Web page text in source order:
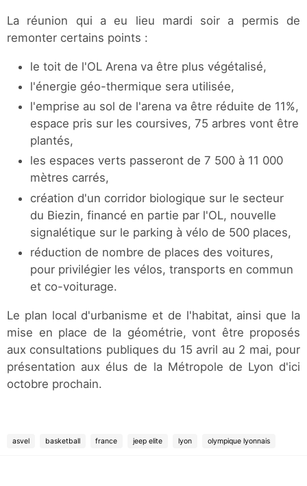
La réunion qui a eu lieu mardi soir a permis de
remonter certains points :
le toit de l'OL Arena va être plus végétalisé,
l'énergie géo-thermique sera utilisée,
l'emprise au sol de l'arena va être réduite de 11%,
espace pris sur les coursives, 75 arbres vont être
plantés,
les espaces verts passeront de 7 500 à 11 000
mètres carrés,
création d'un corridor biologique sur le secteur
du Biezin, financé en partie par l'OL, nouvelle
signalétique sur le parking à vélo de 500 places,
réduction de nombre de places des voitures,
pour privilégier les vélos, transports en commun
et co-voiturage.
Le plan local d'urbanisme et de l'habitat, ainsi que la
mise en place de la géométrie, vont être proposés
aux consultations publiques du 15 avril au 2 mai, pour
présentation aux élus de la Métropole de Lyon d'ici
octobre prochain.
asvel basketball france jeep elite lyon olympique lyonnais